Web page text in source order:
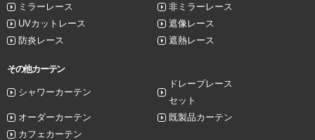
ミラーレース
非ミラーレース
UVカットレース
遮像レース
防炎レース
遮熱レース
その他カーテン
シャワーカーテン
ドレープレース
セット
オーダーカーテン
既製品カーテン
カフェカーテン